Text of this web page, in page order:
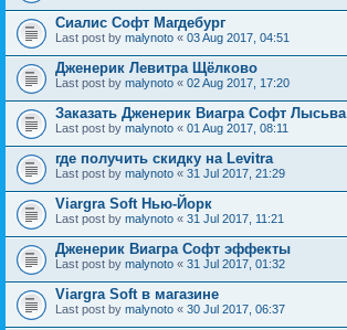
Сиалис Софт Магдебург
Last post by malynoto « 03 Aug 2017, 04:51
Дженерик Левитра Щёлково
Last post by malynoto « 02 Aug 2017, 17:20
Заказать Дженерик Виагра Софт Лысьва
Last post by malynoto « 01 Aug 2017, 08:11
где получить скидку на Levitra
Last post by malynoto « 31 Jul 2017, 21:29
Viargra Soft Нью-Йорк
Last post by malynoto « 31 Jul 2017, 11:21
Дженерик Виагра Софт эффекты
Last post by malynoto « 31 Jul 2017, 01:32
Viargra Soft в магазине
Last post by malynoto « 30 Jul 2017, 06:37